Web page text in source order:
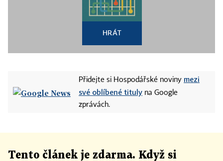
HRÁT
Přidejte si Hospodářské noviny mezi
své oblíbené tituly na Google
zprávách.
Tento článek je zdarma. Když si